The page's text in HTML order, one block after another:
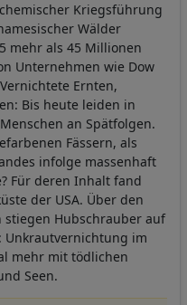
Kriegsführung
Wälder
mehr als 45 Millionen
Unternehmen wie Dow
Ernten,
Bis heute leiden in
an Spätfolgen.
Fässern, als
infolge massenhaft
Für deren Inhalt fand
der USA. Über den
stiegen Hubschrauber auf
im
mehr mit tödlichen
Seen.